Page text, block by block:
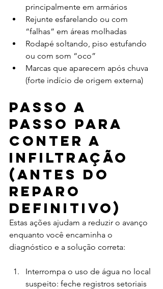
principalmente em armários
Rejunte esfarelando ou com
“falhas” em áreas molhadas
Rodapé soltando, piso estufando
ou com som “oco”
Marcas que aparecem após chuva
(forte indício de origem externa)
Passo a
passo para
conter a
infiltração
(antes do
reparo
definitivo)
Estas ações ajudam a reduzir o avanço
enquanto você encaminha o
diagnóstico e a solução correta:
Interrompa o uso de água no local
suspeito: feche registros setoriais